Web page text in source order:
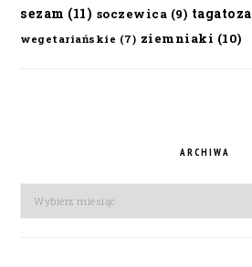
sezam (11) soczewica (9) tagatoza
wegetariańskie (7) ziemniaki (10)
ARCHIWA
Archiwa